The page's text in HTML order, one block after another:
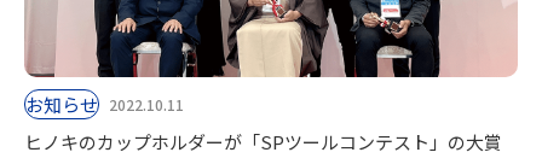
お知らせ 2022.10.11
ヒノキのカップホルダーが「SPツールコンテスト」の大賞